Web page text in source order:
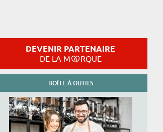
DEVENIR PARTENAIRE
DE LA M RQUE
BOÎTE À OUTILS